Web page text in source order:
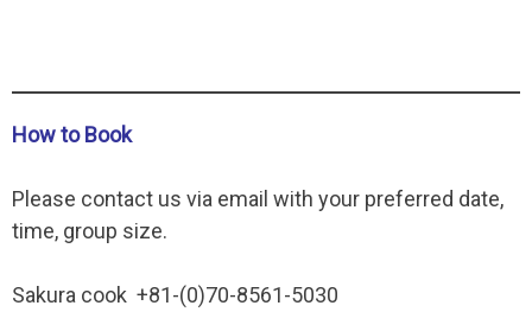
How to Book
Please contact us via email with your preferred date,
time, group size.
Sakura cook +81-(0)70-8561-5030